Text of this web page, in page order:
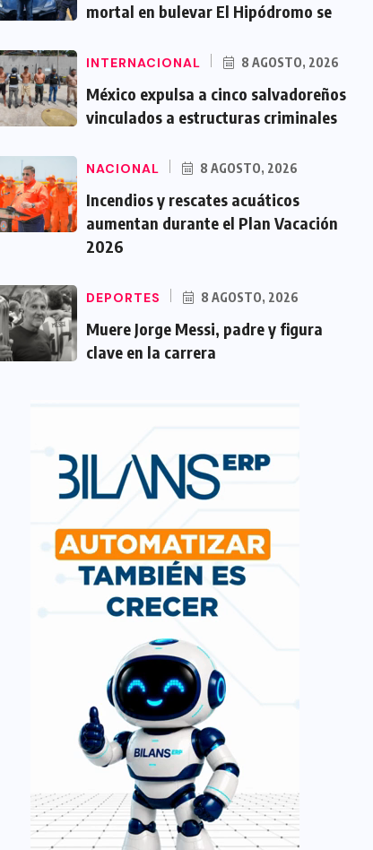
mortal en bulevar El Hipódromo se
INTERNACIONAL 8 AGOSTO, 2026
México expulsa a cinco salvadoreños
vinculados a estructuras criminales
NACIONAL 8 AGOSTO, 2026
Incendios y rescates acuáticos
aumentan durante el Plan Vacación
2026
DEPORTES 8 AGOSTO, 2026
Muere Jorge Messi, padre y figura
clave en la carrera